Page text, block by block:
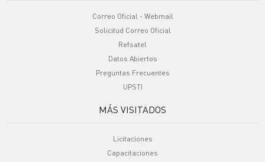
Correo Oficial - Webmail
Solicitud Correo Oficial
Refsatel
Datos Abiertos
Preguntas Frecuentes
UPSTI
MÁS VISITADOS
Licitaciones
Capacitaciones